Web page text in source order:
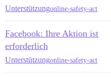
Unterstützungonline-safety-act
Facebook: Ihre Aktion ist
erforderlich
Unterstützungonline-safety-act